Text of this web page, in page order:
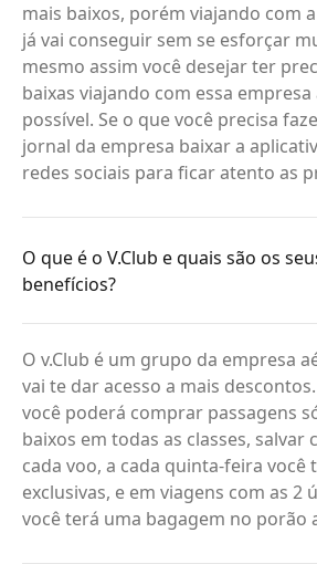
mais baixos, porém viajando com
já vai conseguir sem se esforçar
mesmo assim você desejar ter
baixas viajando com essa
possível. Se o que você precisa
jornal da empresa baixar a
redes sociais para ficar atento as
O que é o V.Club e quais são os
benefícios?
O v.Club é um grupo da empresa
vai te dar acesso a mais
você poderá comprar passagens
baixos em todas as classes, salvar
cada voo, a cada quinta-feira você
exclusivas, e em viagens com as 2
você terá uma bagagem no porão